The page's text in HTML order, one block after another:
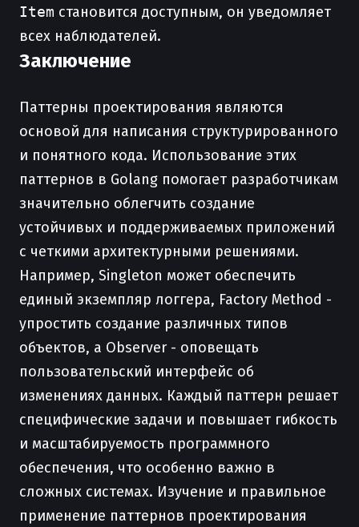
Item становится доступным, он уведомляет
всех наблюдателей.
Заключение
Паттерны проектирования являются
основой для написания структурированного
и понятного кода. Использование этих
паттернов в Golang помогает разработчикам
значительно облегчить создание
устойчивых и поддерживаемых приложений
с четкими архитектурными решениями.
Например, Singleton может обеспечить
единый экземпляр логгера, Factory Method -
упростить создание различных типов
объектов, а Observer - оповещать
пользовательский интерфейс об
изменениях данных. Каждый паттерн решает
специфические задачи и повышает гибкость
и масштабируемость программного
обеспечения, что особенно важно в
сложных системах. Изучение и правильное
применение паттернов проектирования